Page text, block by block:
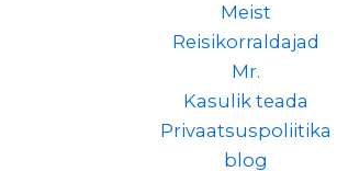
Meist
Reisikorraldajad
Mr.
Kasulik teada
Privaatsuspoliitika
blog